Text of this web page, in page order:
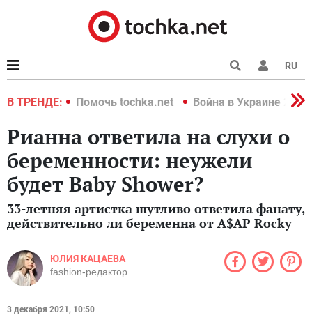
RU
В ТРЕНДЕ:
2022 Помочь tochka.net Война в Украине 2022
Рианна ответила на слухи о
беременности: неужели
будет Baby Shower?
33-летняя артистка шутливо ответила фанату,
действительно ли беременна от A$AP Rocky
ЮЛИЯ КАЦАЕВА
fashion-редактор
3 декабря 2021, 10:50